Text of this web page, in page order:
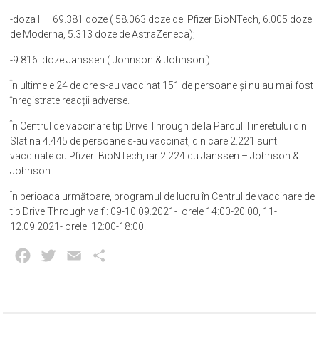
-doza II – 69.381 doze ( 58.063 doze de Pfizer BioNTech, 6.005 doze
de Moderna, 5.313 doze de AstraZeneca);
-9.816 doze Janssen ( Johnson & Johnson ).
În ultimele 24 de ore s-au vaccinat 151 de persoane și nu au mai fost
înregistrate reacții adverse.
În Centrul de vaccinare tip Drive Through de la Parcul Tineretului din
Slatina 4.445 de persoane s-au vaccinat, din care 2.221 sunt
vaccinate cu Pfizer BioNTech, iar 2.224 cu Janssen – Johnson &
Johnson.
În perioada următoare, programul de lucru în Centrul de vaccinare de
tip Drive Through va fi: 09-10.09.2021- orele 14:00-20:00, 11-
12.09.2021- orele 12:00-18:00.
Facebook
Twitter Email